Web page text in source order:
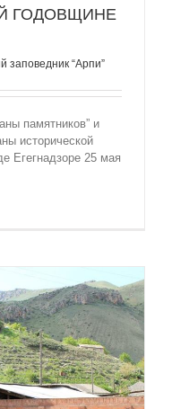
ГОДОВЩИНЕ
заповедник “Арпи”
памятников” и
исторической
Егегнадзоре 25 мая